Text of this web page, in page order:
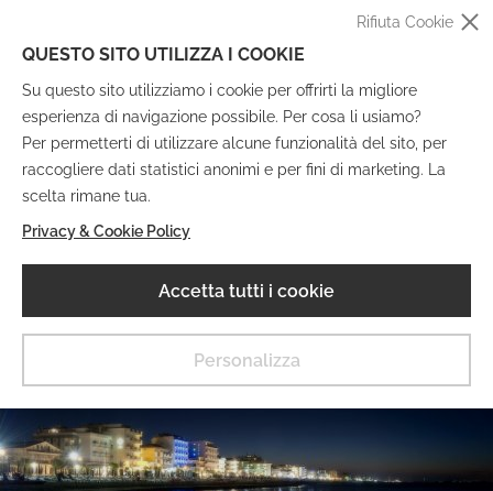
QUESTO SITO UTILIZZA I COOKIE
Su questo sito utilizziamo i cookie per offrirti la migliore
esperienza di navigazione possibile. Per cosa li usiamo?
Per permetterti di utilizzare alcune funzionalità del sito, per
raccogliere dati statistici anonimi e per fini di marketing. La
scelta rimane tua.
Privacy & Cookie Policy
Accetta tutti i cookie
Personalizza
Rifiuta Cookie
MENU